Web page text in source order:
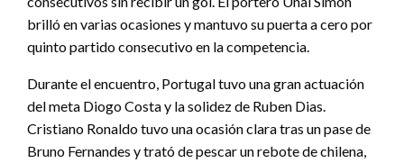
brilló en varias ocasiones y mantuvo su puerta a cero por
quinto partido consecutivo en la competencia.
Durante el encuentro, Portugal tuvo una gran actuación
del meta Diogo Costa y la solidez de Ruben Dias.
Cristiano Ronaldo tuvo una ocasión clara tras un pase de
Bruno Fernandes y trató de pescar un rebote de chilena,